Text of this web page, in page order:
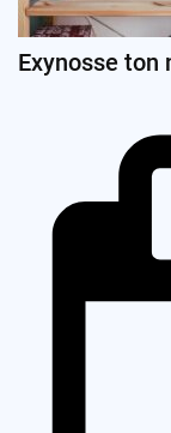
Exynosse ton